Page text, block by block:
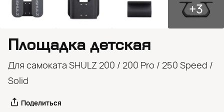
+3
Площадка детская
Для самоката SHULZ 200 / 200 Pro / 250 Speed /
Solid
Поделиться